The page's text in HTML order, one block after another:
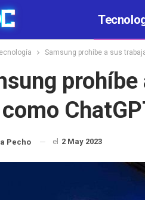
Samsung prohíbe a sus
como
Pecho el 2 May 2023